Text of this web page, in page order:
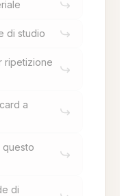
di studio
ripetizione
a
questo
di